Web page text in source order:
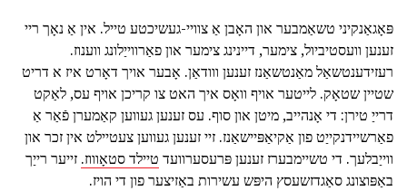
פּאָגאַנקיני טשאַמבער און האָבן אַ צוויי-געשיכטע טייל. אין אַ נאָך ריי
זענען וועסטיביול, צימער, דיינינג צימער און פאַרווייַלונג ווענוז.
רעזידענטשאַל מאַנטשאַנז זענען ווודאַן. אָבער אויך דאָרט איז א דריט
שטיין שטאָק. לייטער אויף וואָס איך האט צו קריכן אויף עס, לאַקט
דרייַ טירן: די אָנהייב, מיטן און סוף. עס זענען געווען קאַמערן פֿאַר אַ
פאַרשיידנקייַט פון אַקיאַפּיישאַנז. זיי זענען געווען צעטיילט אין זכר און
ווייַבלעך. די טשיימבערז זענען פּרעסערוועד טיילד סטאָוווז. זייער רייַך
באַפּוצונג סאַגדזשעסץ היפּש עשירות באַזיצער פון די הויז.